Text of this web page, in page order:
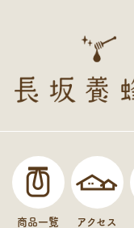
商品一覧 アクセス